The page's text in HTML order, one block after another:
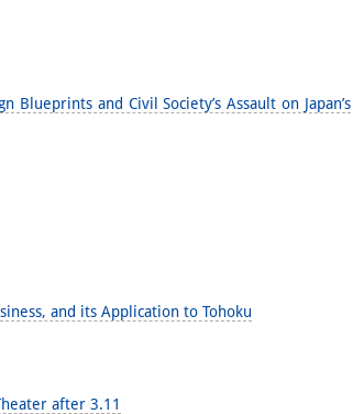
Blueprints and Civil Society’s Assault on Japan’s
and its Application to Tohoku
after 3.11